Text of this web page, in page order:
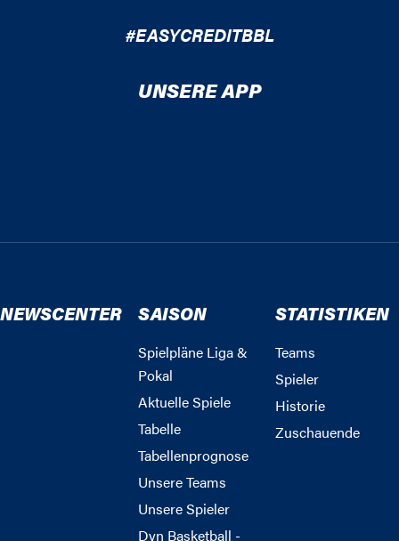
#EASYCREDITBBL
UNSERE APP
NEWSCENTER SAISON
Spielpläne Liga &
Pokal
Aktuelle Spiele
Tabelle
Tabellenprognose
Unsere Teams
Unsere Spieler
Dyn Basketball -
STATISTIKEN
Teams
Spieler
Historie
Zuschauende